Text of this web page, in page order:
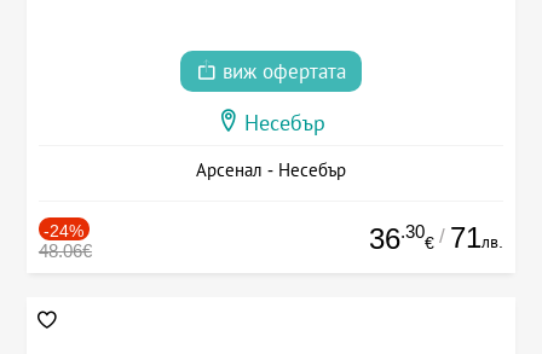
виж офертата
Несебър
Арсенал - Несебър
-24%
48.06€ 36.30
€ / 71лв.